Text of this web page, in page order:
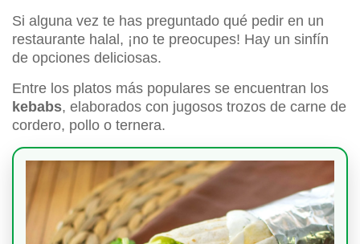
Si alguna vez te has preguntado qué pedir en un
restaurante halal, ¡no te preocupes! Hay un sinfín
de opciones deliciosas.
Entre los platos más populares se encuentran los
kebabs, elaborados con jugosos trozos de carne de
cordero, pollo o ternera.